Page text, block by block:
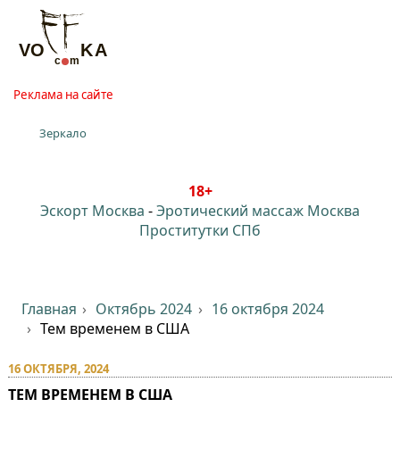
Реклама на сайте
Зеркало
18+
Эскорт Москва -Эротический массаж Москва
Проститутки СПб
Главная Октябрь 2024
16 октября 2024
Тем временем в США
16 ОКТЯБРЯ, 2024
ТЕМ ВРЕМЕНЕМ В США